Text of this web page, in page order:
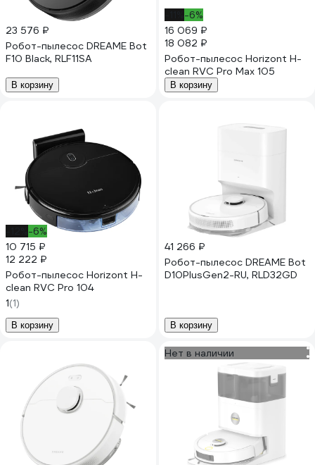
23 576 ₽
Робот-пылесос DREAME Bot
F10 Black, RLF11SA
В корзину
-6%
16 069 ₽
18 082 ₽
Робот-пылесос Horizont H-
clean RVC Pro Max 105
В корзину
-6%
10 715 ₽
12 222 ₽
Робот-пылесос Horizont H-
clean RVC Pro 104
1(1)
В корзину
41 266 ₽
Робот-пылесос DREAME Bot
D10PlusGen2-RU, RLD32GD
В корзину
Нет в наличии